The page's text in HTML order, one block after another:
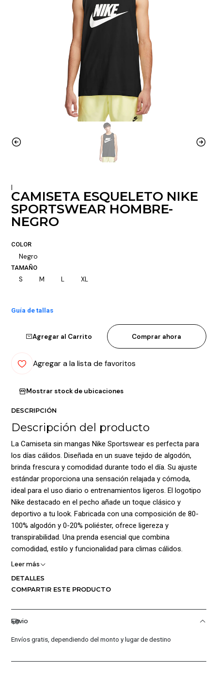
|
CAMISETA ESQUELETO NIKE
SPORTSWEAR HOMBRE-
NEGRO
COLOR
Negro
TAMAÑO
S M L XL
Guía de tallas
Agregar al Carrito Comprar ahora
Agregar a la lista de favoritos
Mostrar stock de ubicaciones
DESCRIPCIÓN
Descripción del producto
La Camiseta sin mangas Nike Sportswear es perfecta para
los días cálidos. Diseñada en un suave tejido de algodón,
brinda frescura y comodidad durante todo el día. Su ajuste
estándar proporciona una sensación relajada y cómoda,
ideal para el uso diario o entrenamientos ligeros. El logotipo
Nike destacado en el pecho añade un toque clásico y
deportivo a tu look. Fabricada con una composición de 80-
100% algodón y 0-20% poliéster, ofrece ligereza y
transpirabilidad. Una prenda esencial que combina
comodidad, estilo y funcionalidad para climas cálidos.
¡Ventajas de Comprar en Pacific Sport Colombia!:
Calidad Garantizada.
Confianza Total.
Servicio al Cliente Premium.
Preguntas Frecuentes
¿Los productos son originales?
Leer más
DETALLES
COMPARTIR ESTE PRODUCTO
Envio
Envíos gratis, dependiendo del monto y lugar de destino